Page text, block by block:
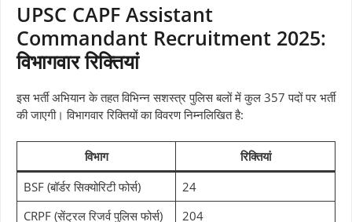
UPSC CAPF Assistant
Commandant Recruitment 2025:
विभागवार रिक्तियां
इस भर्ती अभियान के तहत विभिन्न सशस्त्र पुलिस बलों में कुल 357 पदों पर भर्ती
की जाएगी। विभागवार रिक्तियों का विवरण निम्नलिखित है:
विभाग
रिक्तियां
BSF (बॉर्डर सिक्योरिटी फोर्स)
24
CRPF (सेंट्रल रिजर्व पुलिस फोर्स)
204